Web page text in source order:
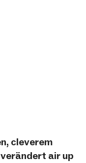
cleverem
air up